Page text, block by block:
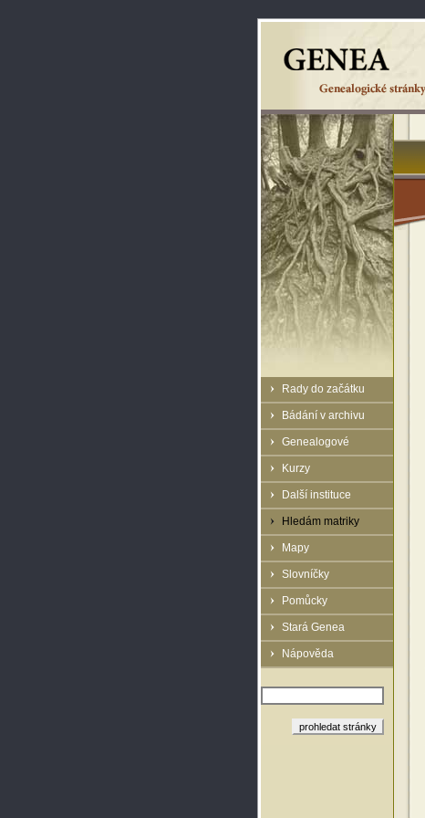
Rady do začátku
Bádání v archivu
Genealogové
Kurzy
Další instituce
Hledám matriky
Mapy
Slovníčky
Pomůcky
Stará Genea
Nápověda